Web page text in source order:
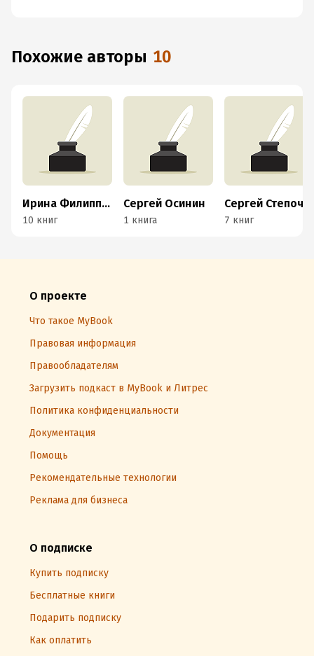
Похожие авторы 10
Ирина Филиппова
10 книг
Сергей Осинин
1 книга 7 книг
О проекте
Что такое MyBook
Правовая информация
Правообладателям
Загрузить подкаст в MyBook и Литрес
Политика конфиденциальности
Документация
Помощь
Рекомендательные технологии
Реклама для бизнеса
О подписке
Купить подписку
Бесплатные книги
Подарить подписку
Как оплатить